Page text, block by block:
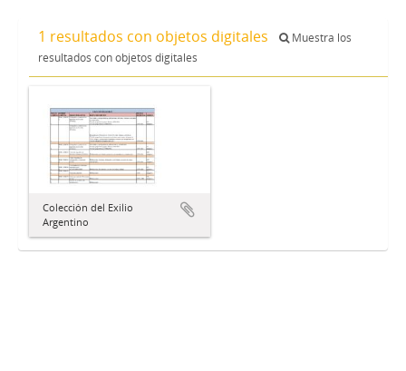
1 resultados con objetos digitales
Muestra los
resultados con objetos digitales
Colección del Exilio
Argentino